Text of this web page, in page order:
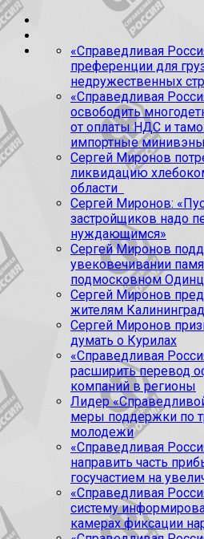
«Справедливая
преференции для
недружественных
«Справедливая
освободить
от оплаты НДС и
импортные минивэны
Сергей Миронов
ликвидацию
области
Сергей Миронов:
застройщиков надо
нуждающимся»
Сергей Миронов
увековечивании
подмосковном
Сергей Миронов
жителям
Сергей Миронов
думать о Курилах
«Справедливая
расширить перевод
компаний в регионы
Лидер
меры поддержки по
молодежи
«Справедливая
направить часть
госучастием на
«Справедливая
систему
камерах фиксации